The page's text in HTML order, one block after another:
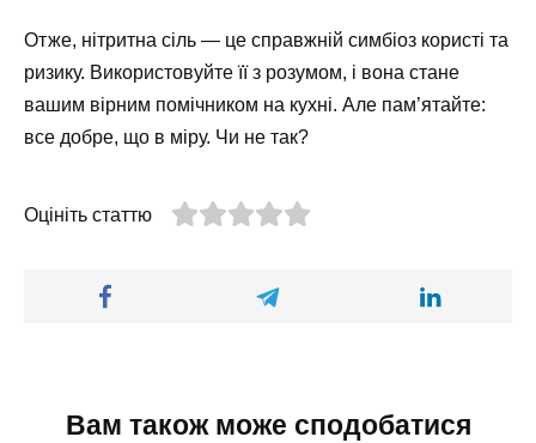
Отже, нітритна сіль — це справжній симбіоз користі та
ризику. Використовуйте її з розумом, і вона стане
вашим вірним помічником на кухні. Але пам’ятайте:
все добре, що в міру. Чи не так?
Оцініть статтю
Вам також може сподобатися